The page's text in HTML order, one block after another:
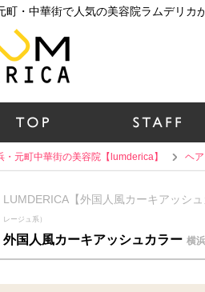
・元町中華街の美容院【lumderica】 ヘ
LUMDERICA【外国人風カーキアッシ
レージュ系）
外国人風カーキアッシュカラー 横